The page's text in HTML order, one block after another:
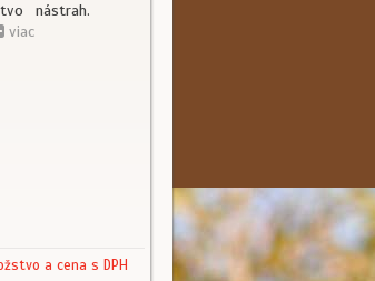
nástrah.
viac
a cena s DPH